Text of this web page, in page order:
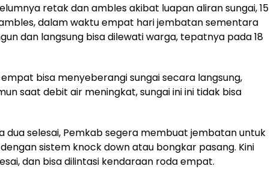
retak dan ambles akibat luapan aliran sungai, 15
dalam waktu empat hari jembatan sementara
dan langsung bisa dilewati warga, tepatnya pada 18
bisa menyeberangi sungai secara langsung,
saat debit air meningkat, sungai ini ini tidak bisa
dua selesai, Pemkab segera membuat jembatan untuk
sistem knock down atau bongkar pasang. Kini
dan bisa dilintasi kendaraan roda empat.